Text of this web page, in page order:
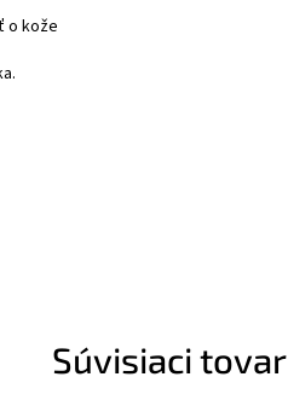
o kože
Súvisiaci tovar